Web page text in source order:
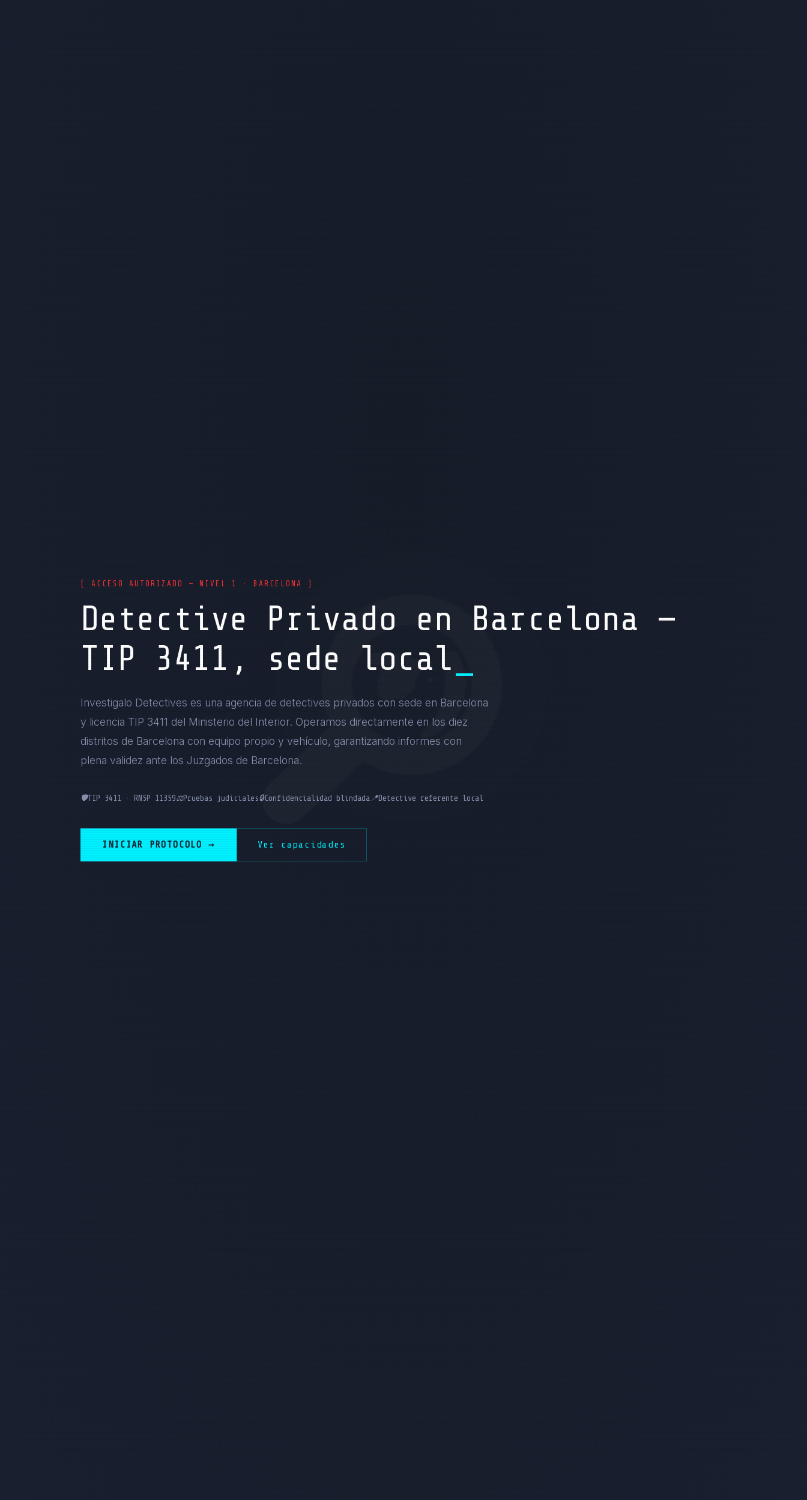
[ ACCESO AUTORIZADO — NIVEL 1 · BARCELONA ]
Detective Privado en Barcelona —
TIP 3411, sede local
Investigalo Detectives es una agencia de detectives privados con sede en Barcelona
y licencia TIP 3411 del Ministerio del Interior. Operamos directamente en los diez
distritos de Barcelona con equipo propio y vehículo, garantizando informes con
plena validez ante los Juzgados de Barcelona.
🛡️TIP 3411 · RNSP 11359⚖️Pruebas judiciales🔒Confidencialidad blindada📍Detective referente local
INICIAR PROTOCOLO → Ver capacidades